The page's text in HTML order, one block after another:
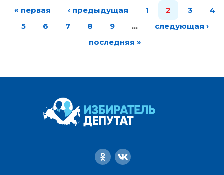
« первая ‹ предыдущая 1 2 3
4
5
6 7 8 9 …
следующая ›
последняя »